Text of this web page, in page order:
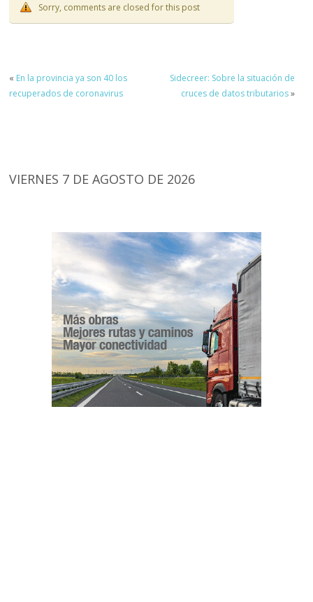
Sorry, comments are closed for this post
« En la provincia ya son 40 los
recuperados de coronavirus
Sidecreer: Sobre la situación de
cruces de datos tributarios»
VIERNES 7 DE AGOSTO DE 2026